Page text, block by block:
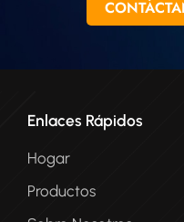
Enlaces Rápidos
Hogar
Productos